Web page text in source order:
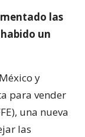
las
un
y
para vender
una nueva
las